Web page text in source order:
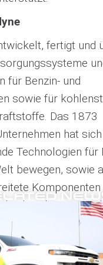
fertigt und
für Benzin- und
sowie für
Das 1873
hat
Technologien für
bewegen, sowie
Komponenten
dazu beitragen,
Das
maßgeschneiderte
, Entwicklungs- und